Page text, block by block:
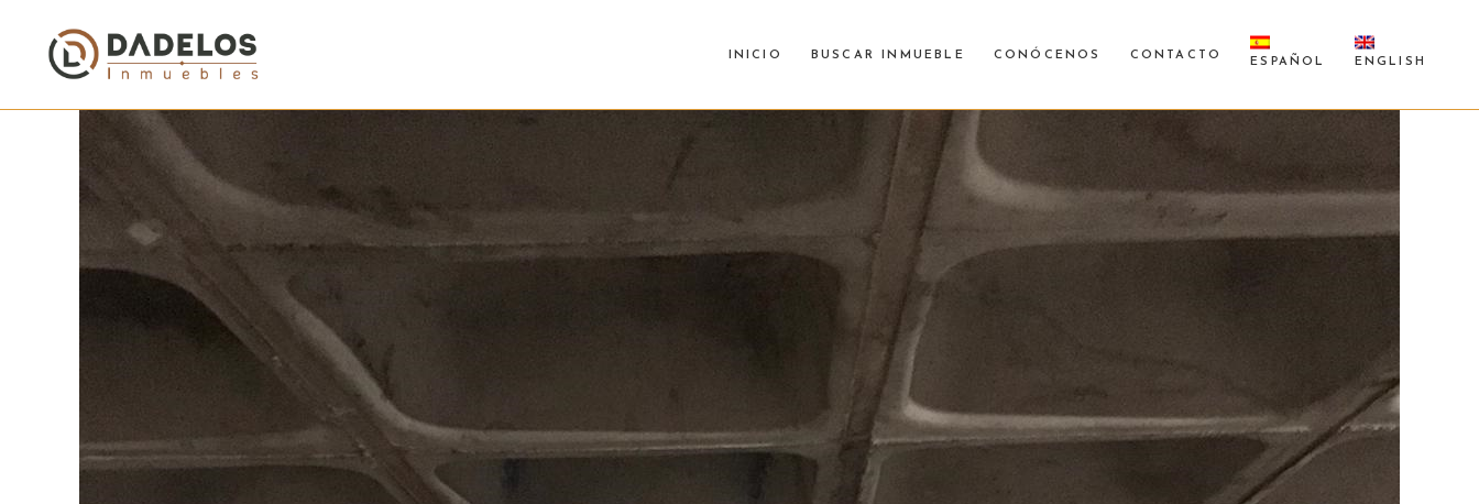
INICIO BUSCAR INMUEBLE CONÓCENOS CONTACTO
ESPAÑOL ENGLISH